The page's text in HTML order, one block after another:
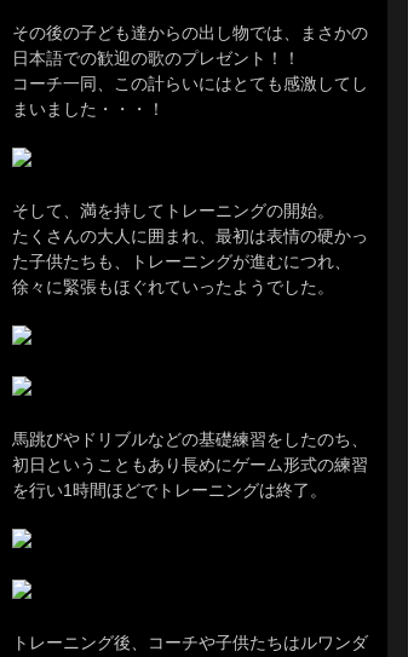
その後の子ども達からの出し物では、まさかの
日本語での歓迎の歌のプレゼント！！
コーチ一同、この計らいにはとても感激してし
まいました・・・！
そして、満を持してトレーニングの開始。
たくさんの大人に囲まれ、最初は表情の硬かっ
た子供たちも、トレーニングが進むにつれ、
徐々に緊張もほぐれていったようでした。
馬跳びやドリブルなどの基礎練習をしたのち、
初日ということもあり長めにゲーム形式の練習
を行い1時間ほどでトレーニングは終了。
トレーニング後、コーチや子供たちはルワンダ